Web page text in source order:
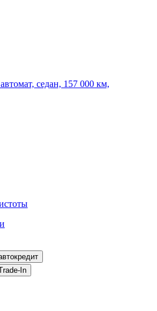
седан, 157 000 км,
автокредит
Trade-In